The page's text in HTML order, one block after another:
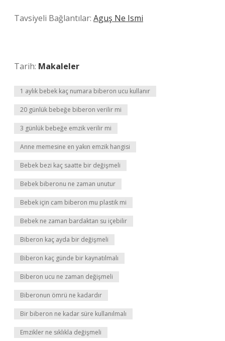
Tavsiyeli Bağlantılar: Aguş Ne Ismi
Tarih: Makaleler
1 aylık bebek kaç numara biberon ucu kullanır
20 günlük bebeğe biberon verilir mi
3 günlük bebeğe emzik verilir mi
Anne memesine en yakın emzik hangisi
Bebek bezi kaç saatte bir değişmeli
Bebek biberonu ne zaman unutur
Bebek için cam biberon mu plastik mi
Bebek ne zaman bardaktan su içebilir
Biberon kaç ayda bir değişmeli
Biberon kaç günde bir kaynatılmalı
Biberon ucu ne zaman değişmeli
Biberonun ömrü ne kadardır
Bir biberon ne kadar süre kullanılmalı
Emzikler ne sıklıkla değişmeli